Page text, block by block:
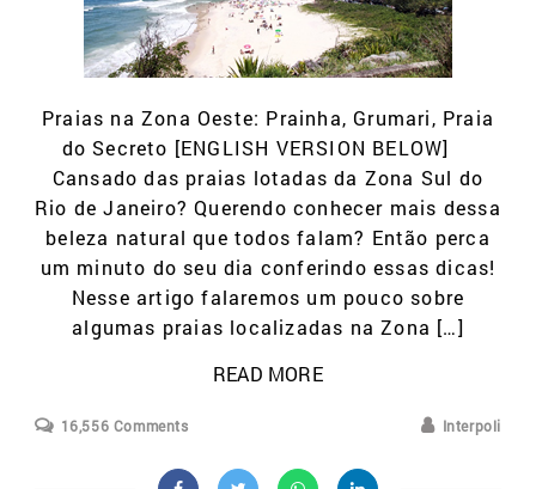
Praias na Zona Oeste: Prainha, Grumari, Praia
do Secreto [ENGLISH VERSION BELOW]
Cansado das praias lotadas da Zona Sul do
Rio de Janeiro? Querendo conhecer mais dessa
beleza natural que todos falam? Então perca
um minuto do seu dia conferindo essas dicas!
Nesse artigo falaremos um pouco sobre
algumas praias localizadas na Zona […]
READ MORE
16,556 Comments Interpoli